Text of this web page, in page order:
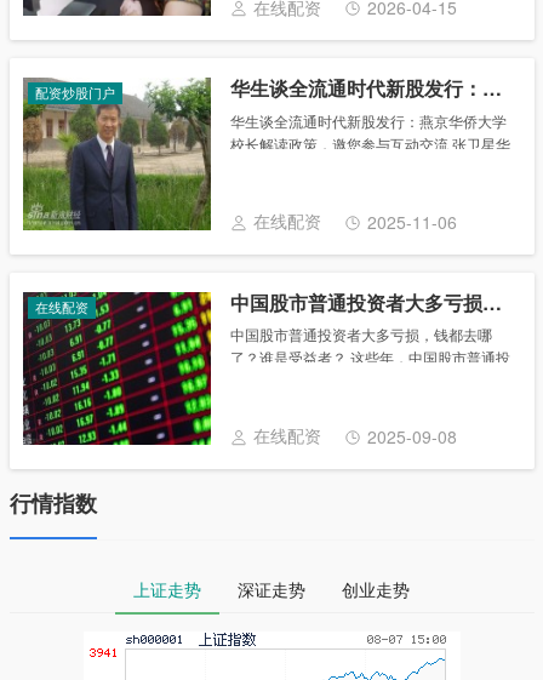
在线配资 2026-04-15
配资炒股门户 华生谈全流通时代新股发行：燕京华侨大学校长解读政策，邀您参与互动交流
华生谈全流通时代新股发行：燕京华侨大学
校长解读政策，邀您参与互动交流 张卫星华
月26日13:00-13:......
在线配资 2025-11-06
在线配资 中国股市普通投资者大多亏损，钱都去哪了？谁是受益者？
中国股市普通投资者大多亏损，钱都去哪
了？谁是受益者？ 这些年，中国股市普通投
谁，看了这篇文章你就明白了。 在过去，一
些人通......
在线配资 2025-09-08
行情指数
上证走势 深证走势 创业走势